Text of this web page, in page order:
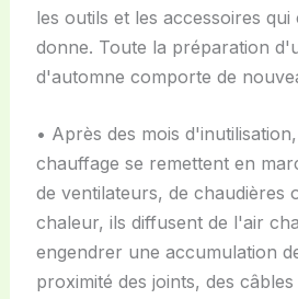
les outils et les accessoires qui
donne. Toute la préparation
d'automne comporte de
• Après des mois
chauffage se remettent en
de ventilateurs, de chaudières
chaleur, ils diffusent de l'air
engendrer une accumulation
proximité des joints, des